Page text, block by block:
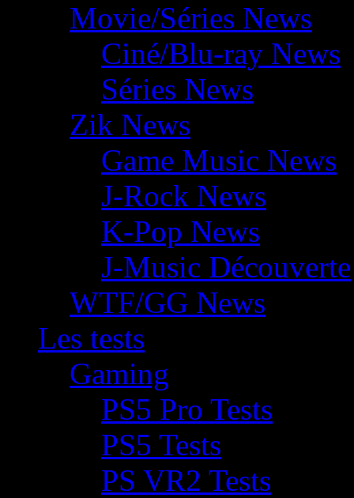
Movie/Séries News
Ciné/Blu-ray News
Séries News
Zik News
Game Music News
J-Rock News
K-Pop News
J-Music Découverte
WTF/GG News
Les tests
Gaming
PS5 Pro Tests
PS5 Tests
PS VR2 Tests